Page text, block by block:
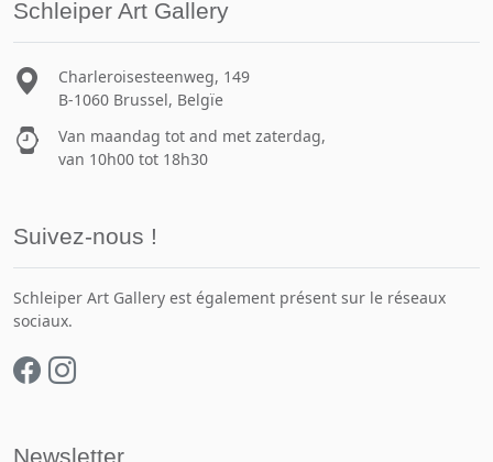
Schleiper Art Gallery
Charleroisesteenweg, 149
B-1060 Brussel, Belgïe
Van maandag tot and met zaterdag,
van 10h00 tot 18h30
Suivez-nous !
Schleiper Art Gallery est également présent sur le réseaux
sociaux.
Newsletter